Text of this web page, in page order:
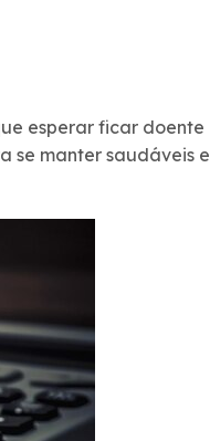
esperar ficar doente
se manter saudáveis e